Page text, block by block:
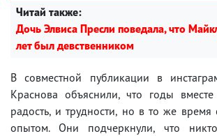
Читай также:
Дочь Элвиса Пресли поведала, что
лет был девственником
В совместной публикации в
Краснова объяснили, что годы
радость, и трудности, но в то же время
опытом. Они подчеркнули, что